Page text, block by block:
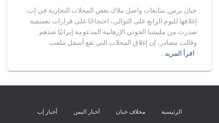
خبان برس_متابعات واصل ملاك بعض المحلات التجارية في إب،
إغلاقها لليوم الرابع على التوالي، احتجاجًا على قرارات تعسفية
صدرت من مليشيا الحوثي الإرهابية المدعومة إيرانيًا ضدهم.
وقالت مصادر، إن إغلاق المحلات التي تقع أسفل ملعب
اقرأ المزيد…
الرئيسية مخلاف خبان أخبار اليمن أخبار إب